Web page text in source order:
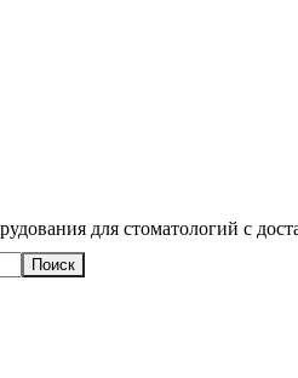
для стоматологий с